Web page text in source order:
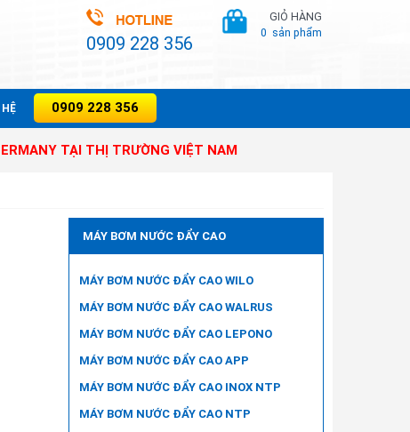
0909 228 356
GIỎ HÀNG
0 sản phẩm
HỆ 0909 228 356
TẠI THỊ TRƯỜNG VIỆT NAM
MÁY BƠM NƯỚC ĐẨY CAO
MÁY BƠM NƯỚC ĐẨY CAO WILO
MÁY BƠM NƯỚC ĐẨY CAO WALRUS
MÁY BƠM NƯỚC ĐẨY CAO LEPONO
MÁY BƠM NƯỚC ĐẨY CAO APP
MÁY BƠM NƯỚC ĐẨY CAO INOX NTP
MÁY BƠM NƯỚC ĐẨY CAO NTP